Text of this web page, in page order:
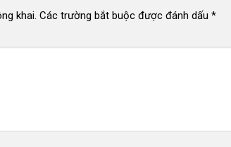
khai. Các trường bắt buộc được đánh dấu *